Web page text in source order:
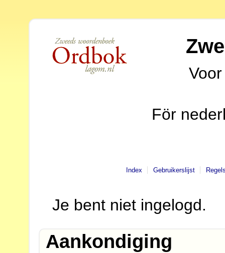
För
Index Gebruikerslijst
Je bent niet ingelogd.
Aankondiging